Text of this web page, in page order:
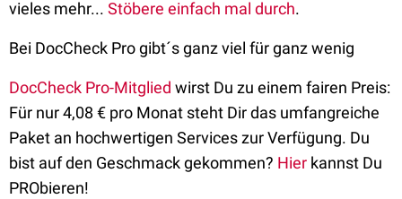
vieles mehr... Stöbere einfach mal durch.
Bei DocCheck Pro gibt´s ganz viel für ganz wenig
DocCheck Pro-Mitglied wirst Du zu einem fairen Preis:
Für nur 4,08 € pro Monat steht Dir das umfangreiche
Paket an hochwertigen Services zur Verfügung. Du
bist auf den Geschmack gekommen? Hier kannst Du
PRObieren!